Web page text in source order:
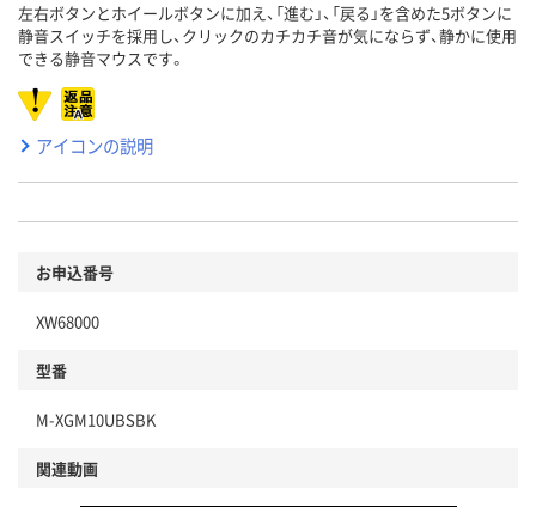
左右ボタンとホイールボタンに加え、「進む」、「戻る」を含めた5ボタンに
静音スイッチを採用し、クリックのカチカチ音が気にならず、静かに使用
できる静音マウスです。
アイコンの説明
お申込番号
XW68000
型番
M-XGM10UBSBK
関連動画